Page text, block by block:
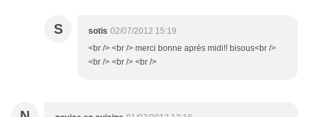
S sotis 02/07/2012 15:19
<br /> <br /> merci bonne après midi!! bisous<br />
<br /> <br /> <br />